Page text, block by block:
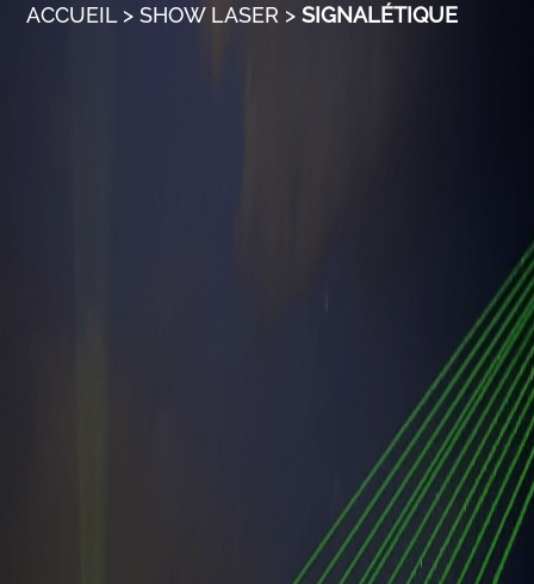
ACCUEIL>SHOW LASER >SIGNALÉTIQUE